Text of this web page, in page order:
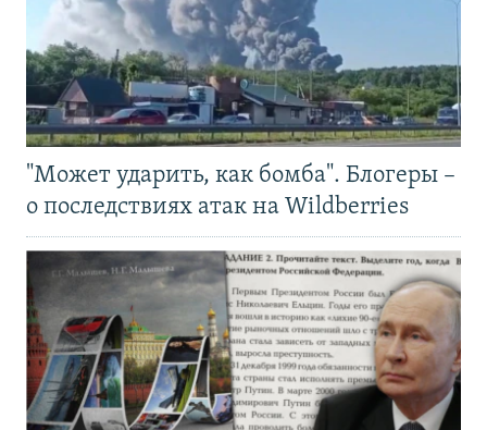
"Может ударить, как бомба". Блогеры –
о последствиях атак на Wildberries